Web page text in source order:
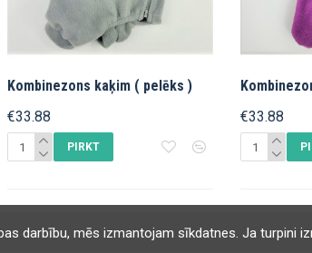
Kombinezons kaķim ( рelēks )
€33.88
PIRKT
€33.88
darbību, mēs izmantojam sīkdatnes. Ja turpini